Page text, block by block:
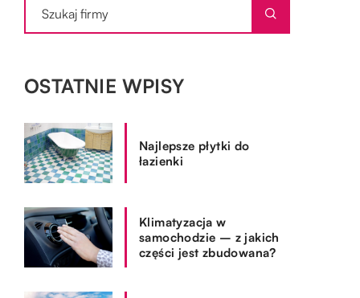
OSTATNIE WPISY
Najlepsze płytki do
łazienki
Klimatyzacja w
samochodzie – z jakich
części jest zbudowana?